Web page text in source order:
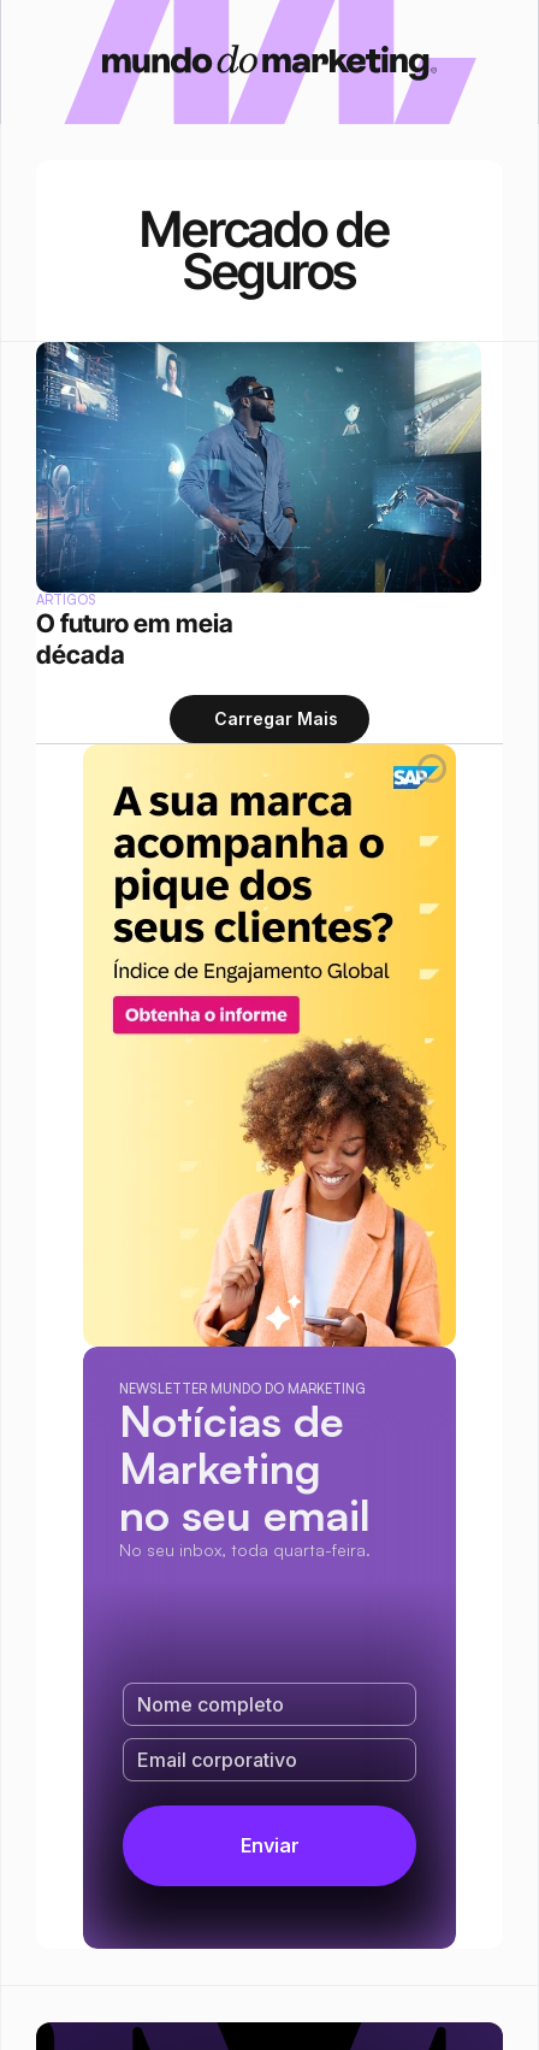
Mercado de
Seguros
ARTIGOS
O futuro em meia
década
Carregar Mais
NEWSLETTER MUNDO DO MARKETING
Notícias de
Marketing
no seu email
No seu inbox, toda quarta-feira.